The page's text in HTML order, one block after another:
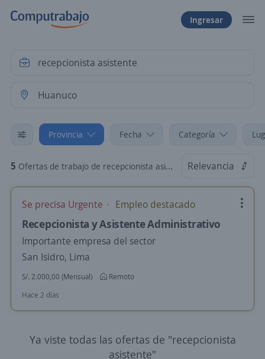
Ingresar
Provincia Fecha Categoría
5 Ofertas de trabajo de recepcionista asistente en Huanuco Relevancia
Se precisa Urgente Empleo destacado
Recepcionista y Asistente Administrativo
Importante empresa del sector
San Isidro, Lima
S/. 2.000,00 (Mensual)
Remoto
Hace 2 días
Ya viste todas las ofertas de "recepcionista
asistente"